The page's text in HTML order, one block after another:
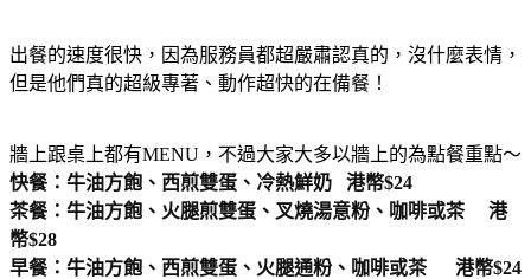
出餐的速度很快，因為服務員都超嚴肅認真的，沒什麼表情，
但是他們真的超級專著、動作超快的在備餐！
牆上跟桌上都有MENU，不過大家大多以牆上的為點餐重點～
快餐：牛油方飽、西煎雙蛋、冷熱鮮奶 港幣$24
茶餐：牛油方飽、火腿煎雙蛋、叉燒湯意粉、咖啡或茶 港
幣$28
早餐：牛油方飽、西煎雙蛋、火腿通粉、咖啡或茶 港幣$24